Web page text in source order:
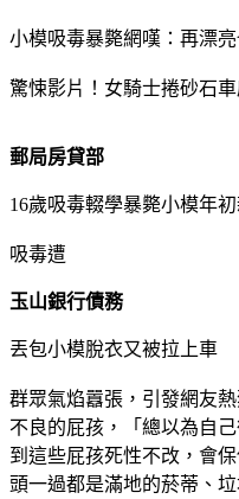
小模吸毒暴斃網嘆：再漂亮
驚悚影片！女騎士捲砂石
郵局房貸部
16歲吸毒輟學暴斃小模年
吸毒遭
玉山銀行債務
丟包小模脫衣又被拉上車
群眾氣焰囂張，引發網友
不良的屁孩，「總以為自
到這些屁孩死性不改，會
頭一過都是滿地的菸蒂、